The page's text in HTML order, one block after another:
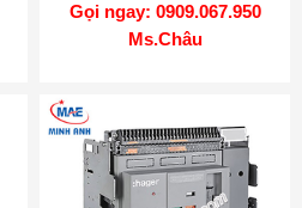
Gọi ngay: 0909.067.950
Ms.Châu